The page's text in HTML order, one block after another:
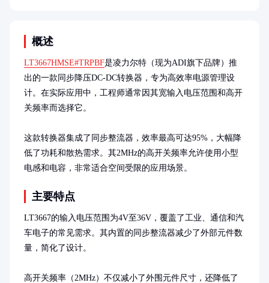
概述
LT3667HMSE#TRPBF是凌力尔特（现为ADI旗下品牌）推
出的一款同步降压DC-DC转换器，专为高效率电源管理设
计。在实际应用中，工程师通常因其宽输入电压范围和高开
关频率而选择它。
这款转换器集成了同步整流器，效率最高可达95%，大幅降
低了功耗和散热需求。其2MHz的高开关频率允许使用小型
电感和电容，非常适合空间受限的应用场景。
主要特点
LT3667的输入电压范围为4V至36V，覆盖了工业、通信和汽
车电子的常见需求。其内置的同步整流器减少了外部元件数
量，简化了设计。
高开关频率（2MHz）不仅减小了外围元件尺寸，还降低了